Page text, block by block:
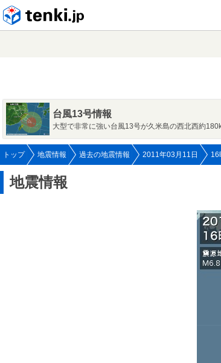
台風13号情報
大型で非常に強い台風13号が久米島の西北西約
トップ 地震情報 過去の地震情報 2011年03月11日 16
地震情報